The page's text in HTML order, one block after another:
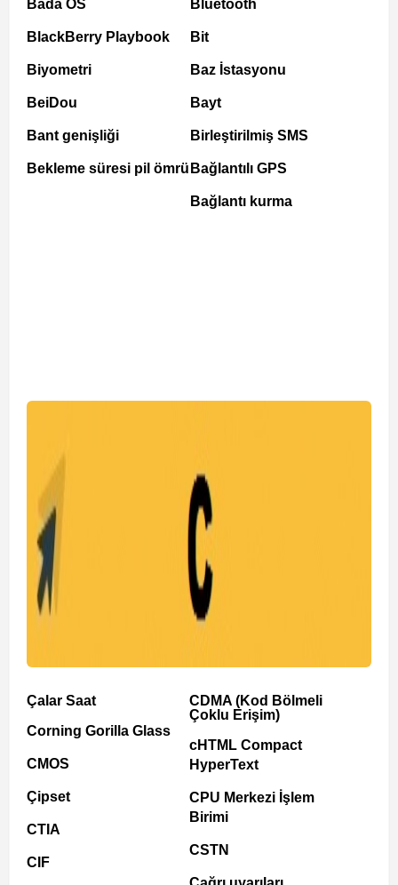
Bada OS
BlackBerry Playbook
Biyometri
BeiDou
Bant genişliği
Bekleme süresi pil ömrü
Bluetooth
Bit
Baz İstasyonu
Bayt
Birleştirilmiş SMS
Bağlantılı GPS
Bağlantı kurma
Çalar Saat
Corning Gorilla Glass
CMOS
Çipset
CTIA
CIF
CDMA (Kod Bölmeli
Çoklu Erişim)
cHTML Compact
HyperText
CPU Merkezi İşlem
Birimi
CSTN